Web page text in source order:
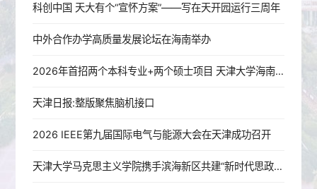
科创中国 天大有个“宣怀方案”——写在天开园运行三周年
中外合作办学高质量发展论坛在海南举办
2026年首招两个本科专业+两个硕士项目 天津大学海南国际校区亮相
天津日报:整版聚焦脑机接口
2026 IEEE第九届国际电气与能源大会在天津成功召开
天津大学马克思主义学院携手滨海新区共建“新时代思政实践教育共同体”